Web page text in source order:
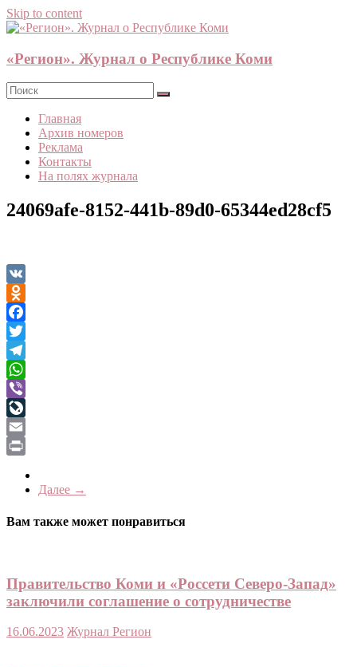
Skip to content
«Регион». Журнал о Республике Коми
Главная
Архив номеров
Реклама
Контакты
На полях журнала
24069afe-8152-441b-89d0-65344ed28cf5
VK
Odnoklassniki
Facebook
Twitter
Telegram
WhatsApp
Viber
LiveJournal
Email
Далее →
Вам также может понравиться
Правительство Коми и «Россети Северо-Запад»
заключили соглашение о сотрудничестве
16.06.2023 Журнал Регион